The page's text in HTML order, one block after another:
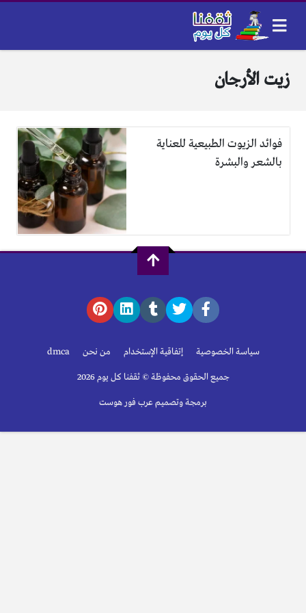
زيت الأرجان
فوائد الزيوت الطبيعية للعناية
بالشعر والبشرة
سياسة الخصوصية إتفاقية الإستخدام من نحن dmca
جميع الحقوق محفوظة © ثقفنا كل يوم 2026
برمجة وتصميم عرب فور هوست